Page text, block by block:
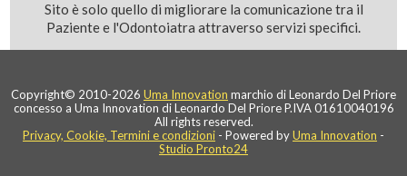
Sito è solo quello di migliorare la comunicazione tra il
Paziente e l'Odontoiatra attraverso servizi specifici.
Copyright© 2010-2026 Uma Innovation marchio di Leonardo Del Priore
concesso a Uma Innovation di Leonardo Del Priore P.IVA 01610040196
All rights reserved.
Privacy, Cookie, Termini e condizioni - Powered byUma Innovation -
Studio Pronto24